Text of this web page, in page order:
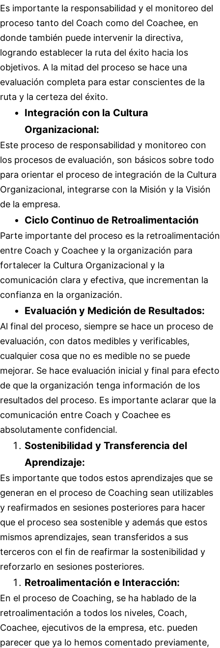
Es importante la responsabilidad y el monitoreo del
proceso tanto del Coach como del Coachee, en
donde también puede intervenir la directiva,
logrando establecer la ruta del éxito hacia los
objetivos. A la mitad del proceso se hace una
evaluación completa para estar conscientes de la
ruta y la certeza del éxito.
Integración con la Cultura
Organizacional:
Este proceso de responsabilidad y monitoreo con
los procesos de evaluación, son básicos sobre todo
para orientar el proceso de integración de la Cultura
Organizacional, integrarse con la Misión y la Visión
de la empresa.
Ciclo Continuo de Retroalimentación
Parte importante del proceso es la retroalimentación
entre Coach y Coachee y la organización para
fortalecer la Cultura Organizacional y la
comunicación clara y efectiva, que incrementan la
confianza en la organización.
Evaluación y Medición de Resultados:
Al final del proceso, siempre se hace un proceso de
evaluación, con datos medibles y verificables,
cualquier cosa que no es medible no se puede
mejorar. Se hace evaluación inicial y final para efecto
de que la organización tenga información de los
resultados del proceso. Es importante aclarar que la
comunicación entre Coach y Coachee es
absolutamente confidencial.
Sostenibilidad y Transferencia del
Aprendizaje:
Es importante que todos estos aprendizajes que se
generan en el proceso de Coaching sean utilizables
y reafirmados en sesiones posteriores para hacer
que el proceso sea sostenible y además que estos
mismos aprendizajes, sean transferidos a sus
terceros con el fin de reafirmar la sostenibilidad y
reforzarlo en sesiones posteriores.
Retroalimentación e Interacción:
En el proceso de Coaching, se ha hablado de la
retroalimentación a todos los niveles, Coach,
Coachee, ejecutivos de la empresa, etc. pueden
parecer que ya lo hemos comentado previamente,